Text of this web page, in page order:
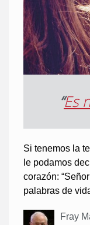
“Es
Si tenemos la
le podamos
corazón:
palabras de
Fray